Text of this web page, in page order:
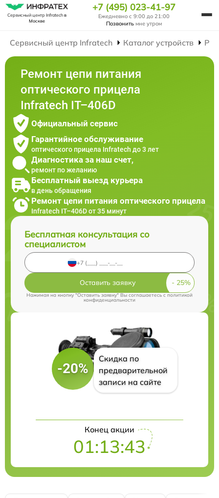
Сервисный центр Infratechв
Москве
+7 (495) 023-41-97
Ежедневно с 9:00 до 21:00
Позвонить мне утром
Сервисный центр Infratech Каталог устройств
Ремонт цепи питания
оптического прицела
Infratech IT–406D
Официальный сервис
Гарантийное обслуживание
оптического прицела Infratech до 3 лет
Диагностика за наш счет,
ремонт по желанию
Бесплатный выезд курьера
в день обращения
Ремонт цепи питания оптического прицела
Infratech IT–406D от 35 минут
Бесплатная консультация со
специалистом
Оставить заявку
Нажимая на кнопку "Оставить заявку" Вы соглашаетесь cполитикой
конфиденциальности
-20%
Скидка по
предварительной
записи на сайте
Конец акции
01:13:42